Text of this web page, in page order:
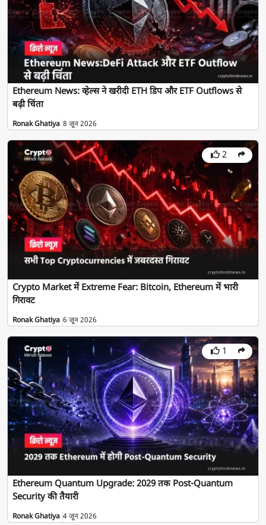
Ethereum News: व्हेल्स ने खरीदी ETH डिप और ETF Outflows से
बढ़ी चिंता
Ronak Ghatiya 8 जून 2026
2
Crypto Market में Extreme Fear: Bitcoin, Ethereum में भारी
गिरावट
Ronak Ghatiya 6 जून 2026
1
Ethereum Quantum Upgrade: 2029 तक Post-Quantum
Security की तैयारी
Ronak Ghatiya 4 जून 2026